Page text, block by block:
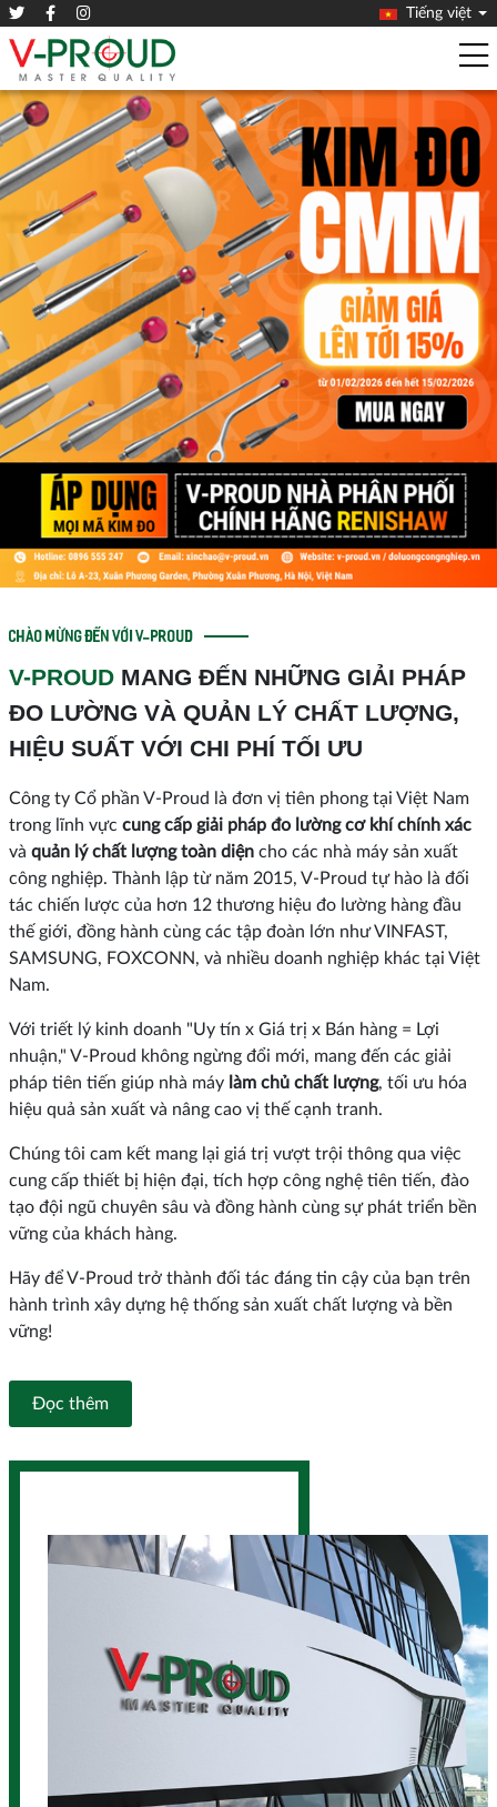
Tiếng việt
CHÀO MỪNG ĐẾN VỚI V-PROUD
V-PROUD MANG ĐẾN NHỮNG GIẢI PHÁP
ĐO LƯỜNG VÀ QUẢN LÝ CHẤT LƯỢNG,
HIỆU SUẤT VỚI CHI PHÍ TỐI ƯU
Công ty Cổ phần V-Proud là đơn vị tiên phong tại Việt Nam
trong lĩnh vực cung cấp giải pháp đo lường cơ khí chính xác
và quản lý chất lượng toàn diện cho các nhà máy sản xuất
công nghiệp. Thành lập từ năm 2015, V-Proud tự hào là đối
tác chiến lược của hơn 12 thương hiệu đo lường hàng đầu
thế giới, đồng hành cùng các tập đoàn lớn như VINFAST,
SAMSUNG, FOXCONN, và nhiều doanh nghiệp khác tại Việt
Nam.
Với triết lý kinh doanh "Uy tín x Giá trị x Bán hàng = Lợi
nhuận," V-Proud không ngừng đổi mới, mang đến các giải
pháp tiên tiến giúp nhà máy làm chủ chất lượng, tối ưu hóa
hiệu quả sản xuất và nâng cao vị thế cạnh tranh.
Chúng tôi cam kết mang lại giá trị vượt trội thông qua việc
cung cấp thiết bị hiện đại, tích hợp công nghệ tiên tiến, đào
tạo đội ngũ chuyên sâu và đồng hành cùng sự phát triển bền
vững của khách hàng.
Hãy để V-Proud trở thành đối tác đáng tin cậy của bạn trên
hành trình xây dựng hệ thống sản xuất chất lượng và bền
vững!
Đọc thêm